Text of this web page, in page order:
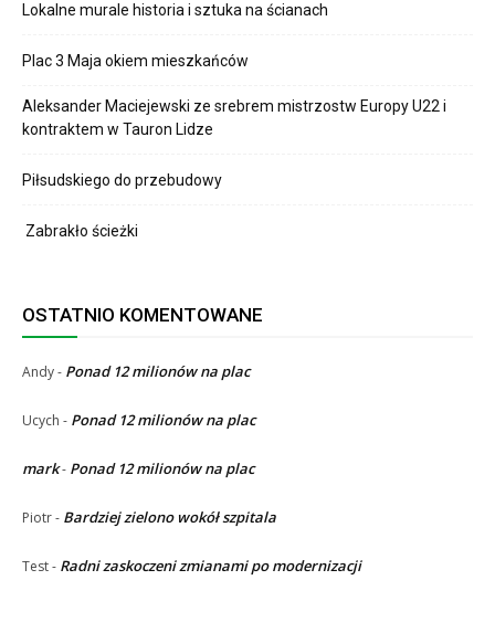
Lokalne murale historia i sztuka na ścianach
Plac 3 Maja okiem mieszkańców
Aleksander Maciejewski ze srebrem mistrzostw Europy U22 i
kontraktem w Tauron Lidze
Piłsudskiego do przebudowy
Zabrakło ścieżki
OSTATNIO KOMENTOWANE
Andy- Ponad 12 milionów na plac
Ucych - Ponad 12 milionów na plac
mark- Ponad 12 milionów na plac
Piotr- Bardziej zielono wokół szpitala
Test- Radni zaskoczeni zmianami po modernizacji